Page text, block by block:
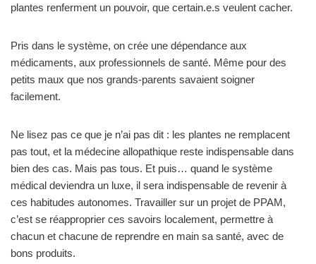
plantes renferment un pouvoir, que certain.e.s veulent cacher.
Pris dans le système, on crée une dépendance aux
médicaments, aux professionnels de santé. Même pour des
petits maux que nos grands-parents savaient soigner
facilement.
Ne lisez pas ce que je n’ai pas dit : les plantes ne remplacent
pas tout, et la médecine allopathique reste indispensable dans
bien des cas. Mais pas tous. Et puis… quand le système
médical deviendra un luxe, il sera indispensable de revenir à
ces habitudes autonomes. Travailler sur un projet de PPAM,
c’est se réapproprier ces savoirs localement, permettre à
chacun et chacune de reprendre en main sa santé, avec de
bons produits.